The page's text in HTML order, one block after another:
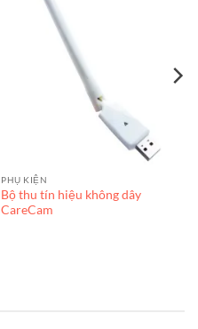
PHỤ KIỆN
Bộ thu tín hiệu không dây
CareCam